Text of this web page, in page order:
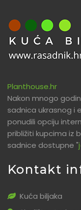
Planthouse.hr
Nakon mnogo
sadnica ukrasnog i
ponudili opciju
približiti kupcima iz
sadnice dostupne "
Kontakt
Kuća biljaka